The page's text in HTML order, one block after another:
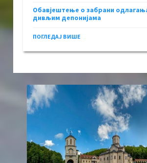
Обавјештење о забрани
дивљим депонијама
ПОГЛЕДАЈ ВИШЕ